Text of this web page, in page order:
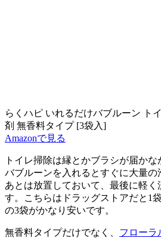
らくハピ いれるだけバブルーン ト
剤 無香料タイプ [3袋入]
Amazonで見る
トイレ掃除は縁とかブラシが届かな
バブルーンを入れるとすぐに大量の
あとは放置しておいて、最後に軽
す。こちらはドラッグストアだと1
の3袋がかなり安いです。
無香料タイプだけでなく、 フローラ